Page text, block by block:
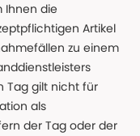
Ihnen die
Artikel
zu einem
Tag gilt nicht für
als
der Tag oder der